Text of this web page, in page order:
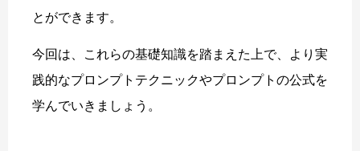
とができます。
今回は、これらの基礎知識を踏まえた上で、より実
践的なプロンプトテクニックやプロンプトの公式を
学んでいきましょう。